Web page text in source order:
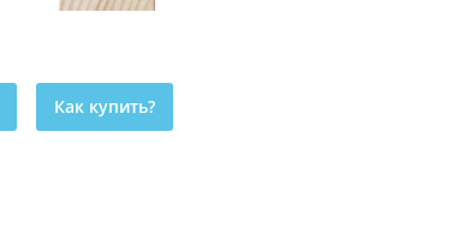
Как купить?